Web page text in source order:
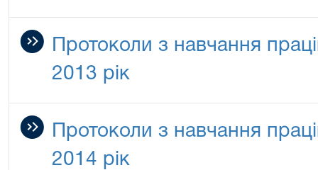
Протоколи з навчання
2013 рік
Протоколи з навчання
2014 рік